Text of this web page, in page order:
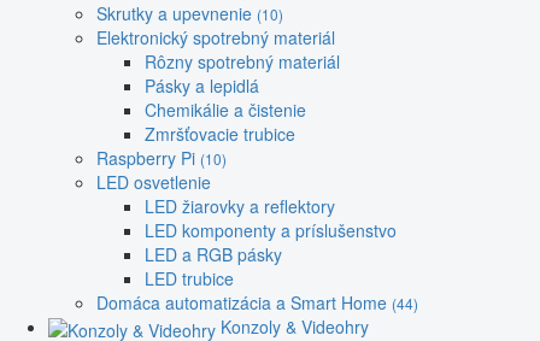
Skrutky a upevnenie (10)
Elektronický spotrebný materiál
Rôzny spotrebný materiál
Pásky a lepidlá
Chemikálie a čistenie
Zmršťovacie trubice
Raspberry Pi (10)
LED osvetlenie
LED žiarovky a reflektory
LED komponenty a príslušenstvo
LED a RGB pásky
LED trubice
Domáca automatizácia a Smart Home (44)
Konzoly & Videohry